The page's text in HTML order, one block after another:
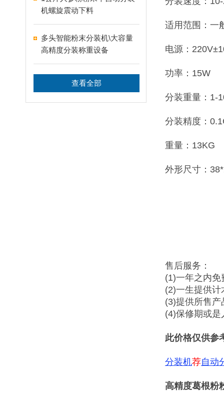
机螺旋震动下料
多头智能粉末分装机\大容量
高精度分装称重设备
查看全部
适用范围：一
电源：
功率：15W
分装重量：1-
分装精度：
重量：13KG
外形尺寸：
售后服务：
(1)一年之内免
(2)一生提供
(3)提供所售产
(4)保修期或
此价格仅供参
分装机荐自动
高精度葛根粉